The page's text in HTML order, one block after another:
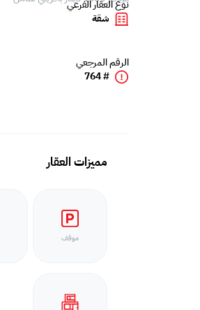
نوع العقار الفرعي
شقة
الرقم المرجعي
# 764
مميزات العقار
موقف